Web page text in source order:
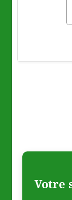
Votre